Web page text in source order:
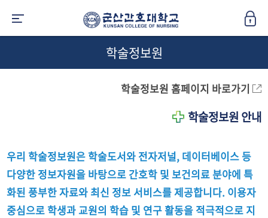
학술정보원
학술정보원 홈페이지 바로가기
학술정보원 안내
우리 학술정보원은 학술도서와 전자저널, 데이터베이스 등
다양한 정보자원을 바탕으로 간호학 및 보건의료 분야에 특
화된 풍부한 자료와 최신 정보 서비스를 제공합니다. 이용자
중심으로 학생과 교원의 학습 및 연구 활동을 적극적으로 지